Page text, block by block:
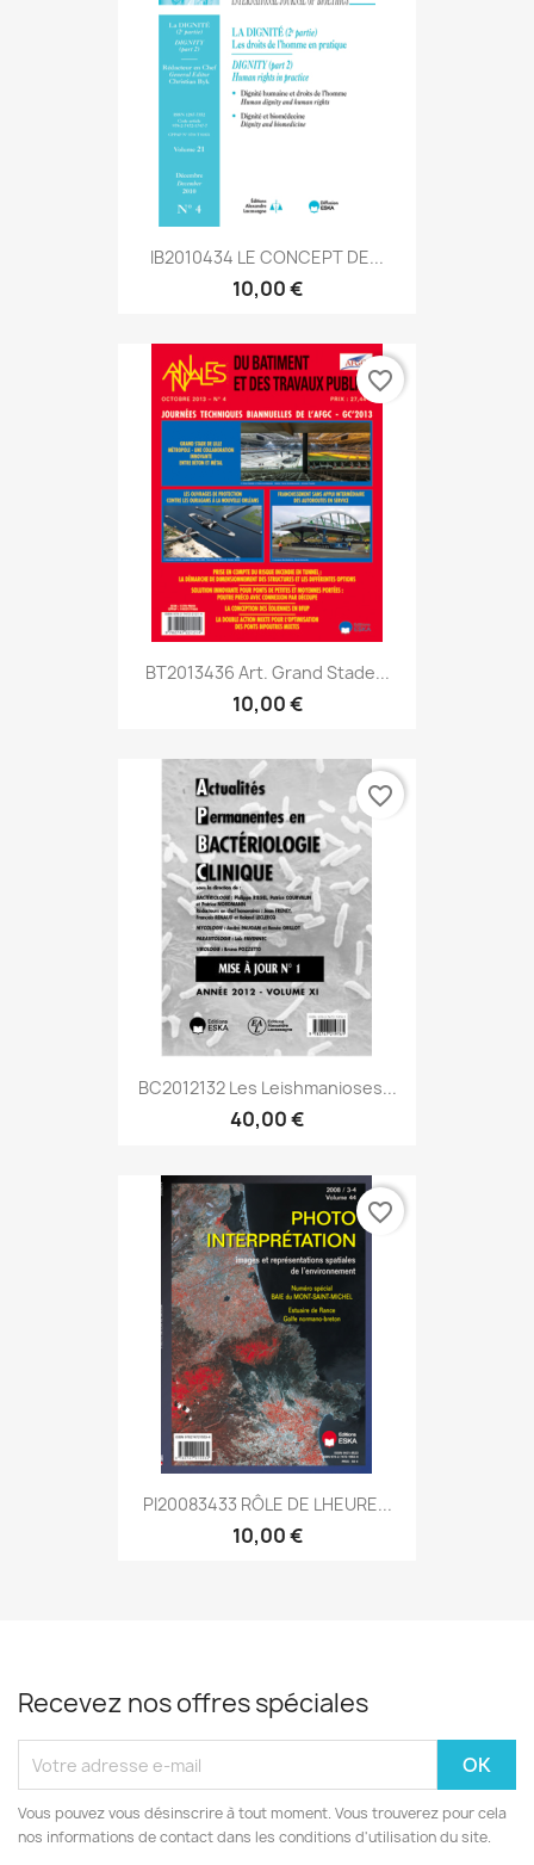
IB2010434 LE CONCEPT DE...
10,00 €
BT2013436 Art. Grand Stade...
10,00 €
favorite_border
BC2012132 Les Leishmanioses...
40,00 €
favorite_border
PI20083433 RÔLE DE LHEURE...
10,00 €
favorite_border
Recevez nos offres spéciales
Vous pouvez vous désinscrire à tout moment. Vous trouverez pour cela
nos informations de contact dans les conditions d'utilisation du site.